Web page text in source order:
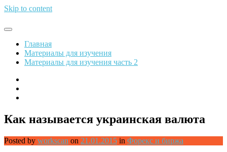
Skip to content
Обрети финансовую свободу
Главная
Материалы для изучения
Материалы для изучения часть 2
Как называется украинская валюта
Posted by workscan on 21.01.2015 in Форекс и биржа